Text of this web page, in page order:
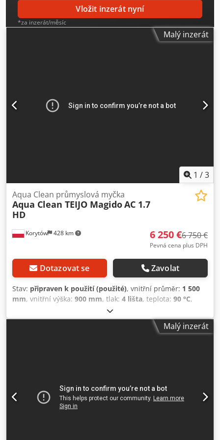
podléhají předchozímu prodeji! Dcodpjzq Hlxofx Ah Njk
Vložit inzerát nyní
*za inzerát/měsíc
Malý inzerát
1 /3
Korytów 428 km
Aqua Clean průmyslová myčka
Aqua Clean TEIJO MagidoAC 1.7
HD
6 250 €6 750 €
Pevná cena plus DPH
Dotazovat se Zavolat
Stav: připraven k použití (použité), vnitřní průměr: 1 500
mm, vnitřní výška: 900 mm, tlak: 4 lišta, teplota: 90 °C,
, provozní tlak:
myčku finské značky Aqua Clean. Celá konstrukce je
vyrobena z nerezové oceli a dodatečně izolována. Mycí
inzerátu. Možná doprava po celé EU. Dodozgx H Tspfx Ah
Njck
Malý inzerát